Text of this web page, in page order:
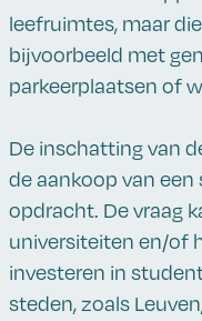
leefruimtes, maar
bijvoorbeeld met
parkeerplaatsen of
De inschatting van
de aankoop van
opdracht. De vraag
universiteiten en/of
investeren in
steden, zoals